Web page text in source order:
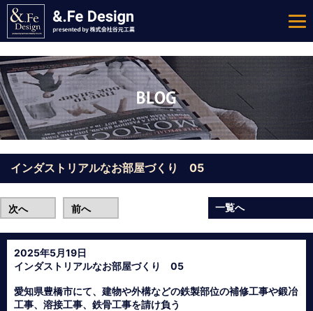
インダストリアルなお部屋づくり 05
次へ 前へ 一覧へ
2025年5月19日
インダストリアルなお部屋づくり 05
愛知県豊橋市にて、建物や外構などの鉄製部位の補修工事や鍛冶
工事、溶接工事、鉄骨工事を請け負う